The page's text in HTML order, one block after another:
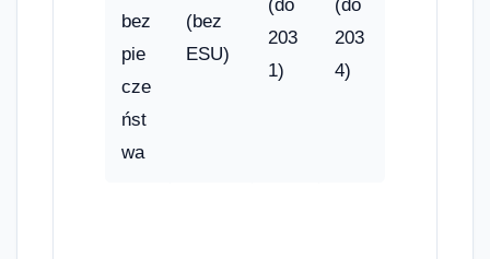
bez
pie
cze
ńst
wa
(bez
ESU)
(do
203
1)
(do
203
4)